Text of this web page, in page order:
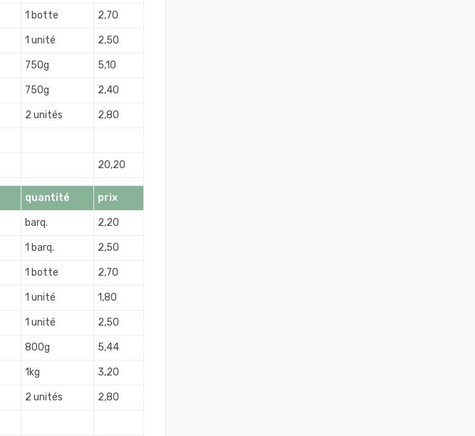
1 botte 2,70
1 unité 2,50
750g 5,10
750g 2,40
2 unités 2,80
20,20
quantité prix
barq. 2,20
1 barq. 2,50
1 botte 2,70
1 unité 1,80
1 unité 2,50
800g 5,44
1kg 3,20
2 unités 2,80